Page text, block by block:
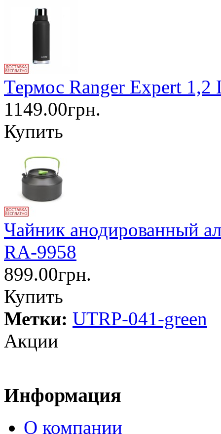
Термос Ranger Expert
1149.00грн.
Купить
Чайник анодированный
RA-9958
899.00грн.
Купить
Метки: UTRP-041-green
Акции
Информация
О компании